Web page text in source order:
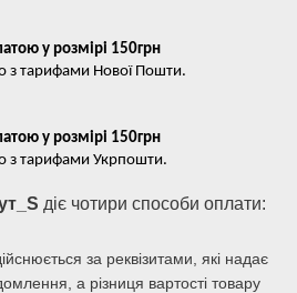
у розмірі 150грн
з тарифами Нової Пошти.
у розмірі 150грн
з тарифами Укрпошти.
діє чотири способи оплати:
за реквізитами, які надає
а різниця вартості товару